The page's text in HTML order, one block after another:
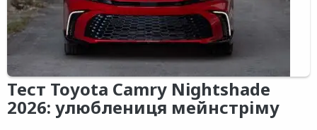
Тест Toyota Camry Nightshade
2026: улюблениця мейнстріму